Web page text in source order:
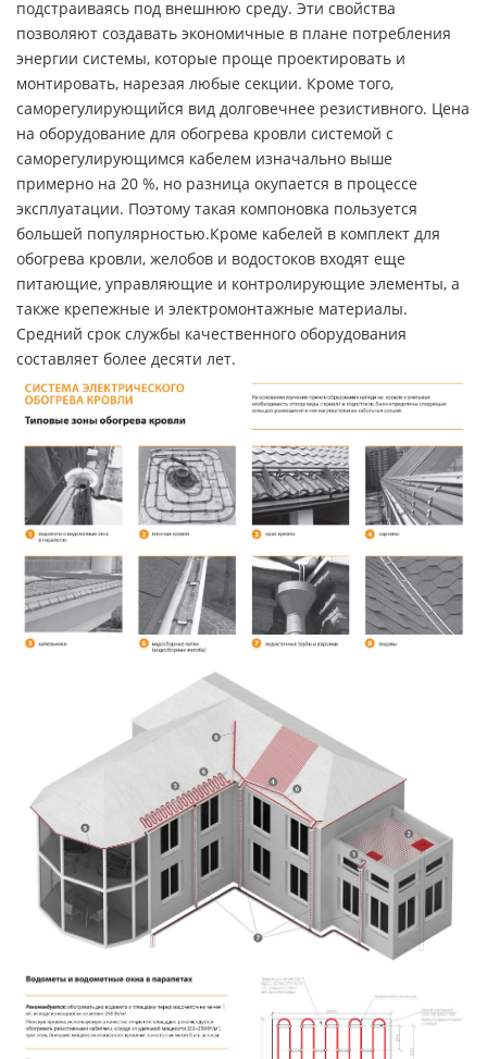
подстраиваясь под внешнюю среду. Эти свойства
позволяют создавать экономичные в плане потребления
энергии системы, которые проще проектировать и
монтировать, нарезая любые секции. Кроме того,
саморегулирующийся вид долговечнее резистивного. Цена
на оборудование для обогрева кровли системой с
саморегулирующимся кабелем изначально выше
примерно на 20 %, но разница окупается в процессе
эксплуатации. Поэтому такая компоновка пользуется
большей популярностью.Кроме кабелей в комплект для
обогрева кровли, желобов и водостоков входят еще
питающие, управляющие и контролирующие элементы, а
также крепежные и электромонтажные материалы.
Средний срок службы качественного оборудования
составляет более десяти лет.